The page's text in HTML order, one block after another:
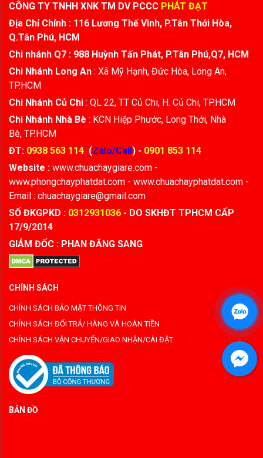
CÔNG TY TNHH XNK TM DV PCCC PHÁT ĐẠT
Địa Chỉ Chính : 116 Lương Thế Vinh, P.Tân Thới Hòa,
Q.Tân Phú, HCM
Chi nhánh Q7 : 988 Huỳnh Tấn Phát, P.Tân Phú,Q7, HCM
Chi Nhánh Long An : Xã Mỹ Hạnh, Đức Hòa, Long An,
TP.HCM
Chi Nhánh Củ Chi : QL 22, TT Củ Chi, H. Củ Chi, TP.HCM
Chi Nhánh Nhà Bè : KCN Hiệp Phước, Long Thới, Nhà
Bè, TP.HCM
ĐT: 0938 563 114 (Zalo/Call) - 0901 853 114
Website : www.chuachaygiare.com -
www.phongchayphatdat.com - www.chuachayphatdat.com -
Email : chuachaygiare@gmail.com
SỐ ĐKGPKD : 0312931036 - DO SKHĐT TPHCM CẤP
17/9/2014
GIÁM ĐỐC : PHAN ĐĂNG SANG
CHÍNH SÁCH
CHÍNH SÁCH BẢO MẬT THÔNG TIN
CHÍNH SÁCH ĐỔI TRẢ/ HÀNG VÀ HOÀN TIỀN
CHÍNH SÁCH VẬN CHUYỂN/GIAO NHẬN/CÀI ĐẶT
BẢN ĐỒ